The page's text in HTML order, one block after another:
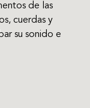
de las
cuerdas y
su sonido e